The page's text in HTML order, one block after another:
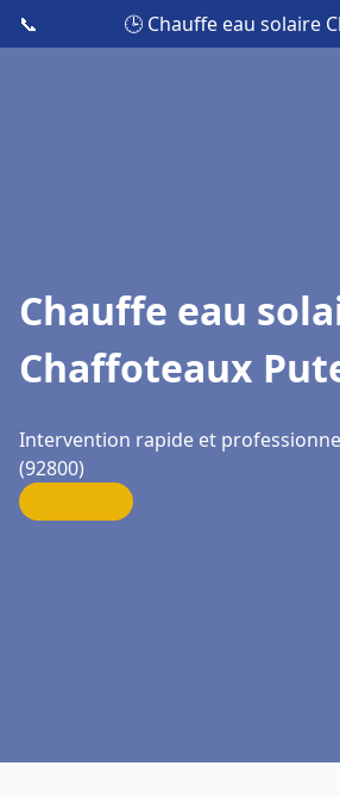
📞 🕒 Chauffe eau solaire
Chauffe eau
Chaffoteaux
Intervention rapide et
(92800)